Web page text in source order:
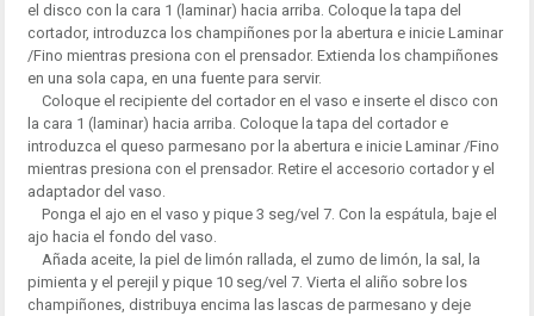
el disco con la cara 1 (laminar) hacia arriba. Coloque la tapa del
cortador, introduzca los champiñones por la abertura e inicie Laminar
/Fino mientras presiona con el prensador. Extienda los champiñones
en una sola capa, en una fuente para servir.
Coloque el recipiente del cortador en el vaso e inserte el disco con
la cara 1 (laminar) hacia arriba. Coloque la tapa del cortador e
introduzca el queso parmesano por la abertura e inicie Laminar /Fino
mientras presiona con el prensador. Retire el accesorio cortador y el
adaptador del vaso.
Ponga el ajo en el vaso y pique 3 seg/vel 7. Con la espátula, baje el
ajo hacia el fondo del vaso.
Añada aceite, la piel de limón rallada, el zumo de limón, la sal, la
pimienta y el perejil y pique 10 seg/vel 7. Vierta el aliño sobre los
champiñones, distribuya encima las lascas de parmesano y deje